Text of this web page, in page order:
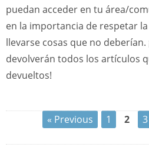
puedan acceder en tu área/
en la importancia de respetar
llevarse cosas que no deberían.
devolverán todos los artículos
devueltos!
« Previous 1 2 3